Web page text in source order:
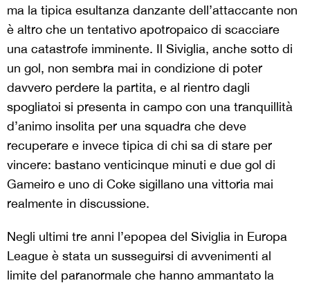
ma la tipica esultanza danzante dell’attaccante non
è altro che un tentativo apotropaico di scacciare
una catastrofe imminente. Il Siviglia, anche sotto di
un gol, non sembra mai in condizione di poter
davvero perdere la partita, e al rientro dagli
spogliatoi si presenta in campo con una tranquillità
d’animo insolita per una squadra che deve
recuperare e invece tipica di chi sa di stare per
vincere: bastano venticinque minuti e due gol di
Gameiro e uno di Coke sigillano una vittoria mai
realmente in discussione.
Negli ultimi tre anni l’epopea del Siviglia in Europa
League è stata un susseguirsi di avvenimenti al
limite del paranormale che hanno ammantato la